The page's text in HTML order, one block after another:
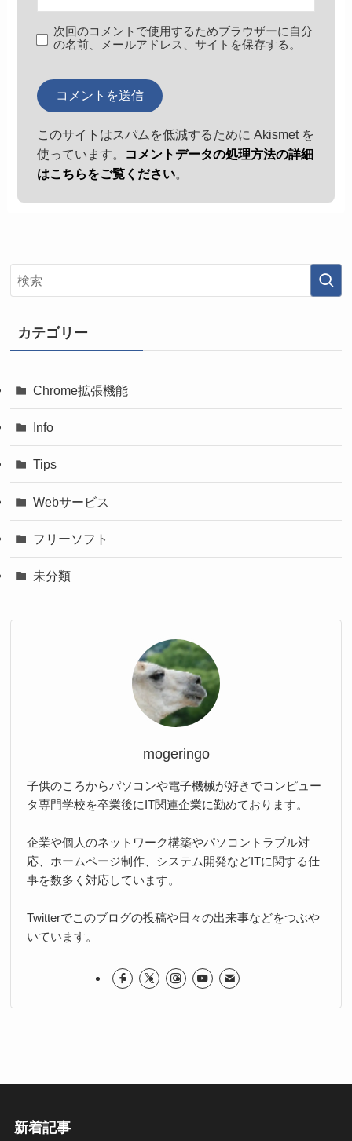
次回のコメントで使用するためブラウザーに自分
の名前、メールアドレス、サイトを保存する。
このサイトはスパムを低減するために Akismet を
使っています。
コメントデータの処理方法の詳細
はこちらをご覧ください。
カテゴリー
Chrome拡張機能
Info
Tips
Webサービス
フリーソフト
未分類
mogeringo
子供のころからパソコンや電子機械が好きでコンピュー
タ専門学校を卒業後にIT関連企業に勤めております。
企業や個人のネットワーク構築やパソコントラブル対
応、ホームページ制作、システム開発などITに関する仕
事を数多く対応しています。
Twitterでこのブログの投稿や日々の出来事などをつぶや
いています。
新着記事